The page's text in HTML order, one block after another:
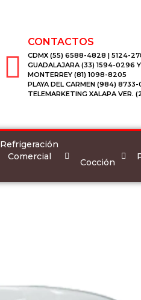
CONTACTOS
CDMX (55) 6588-4828 | 5124-
GUADALAJARA (33) 1594-0296
MONTERREY (81) 1098-8205
PLAYA DEL CARMEN (984)
TELEMARKETING XALAPA VER.
Refrigeración
Comercial
Cocción